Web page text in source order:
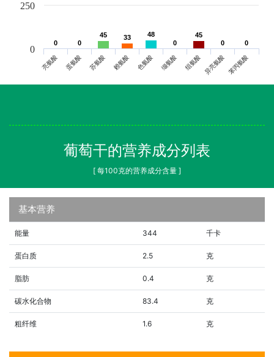
0
0 0
0
45
45 33
33 48
48
0
0
45
45
0
0 0
0
亮氨酸 蛋氨酸 苏氨酸 赖氨酸 色氨酸 缬氨酸 组氨酸 异亮氨酸苯丙氨酸
0
250
葡萄干的营养成分列表
[ 每100克的营养成分含量 ]
基本营养
能量 344 千卡
蛋白质 2.5 克
脂肪 0.4 克
碳水化合物 83.4 克
粗纤维 1.6 克